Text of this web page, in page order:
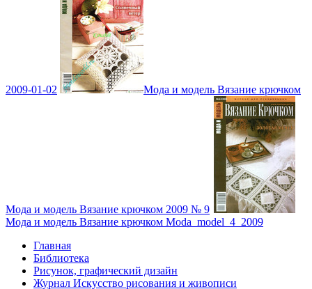
2009-01-02 Мода и модель Вязание крючком
Мода и модель Вязание крючком 2009 № 9
Мода и модель Вязание крючком Moda_model_4_2009
Главная
Библиотека
Рисунок, графический дизайн
Журнал Искусство рисования и живописи